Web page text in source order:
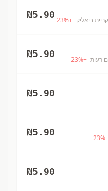
ביאליק +
23%
₪5.90
רעות +
23%
₪5.90
₪5.90
23%
₪5.90
₪5.90